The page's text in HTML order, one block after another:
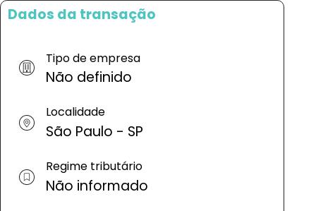
Dados da transação
Tipo de empresa
Não definido
Localidade
São Paulo - SP
Regime tributário
Não informado